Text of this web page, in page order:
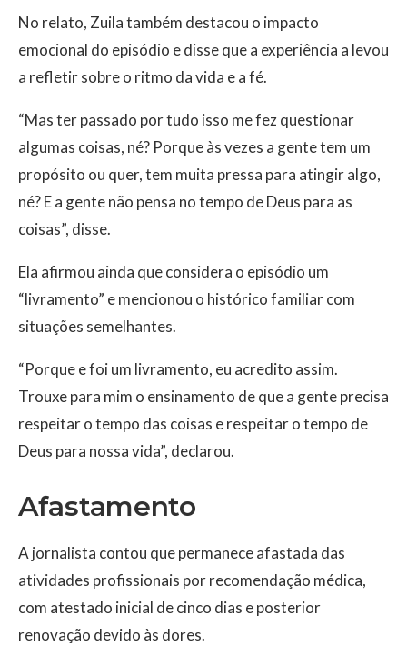
No relato, Zuila também destacou o impacto
emocional do episódio e disse que a experiência a levou
a refletir sobre o ritmo da vida e a fé.
“Mas ter passado por tudo isso me fez questionar
algumas coisas, né? Porque às vezes a gente tem um
propósito ou quer, tem muita pressa para atingir algo,
né? E a gente não pensa no tempo de Deus para as
coisas”, disse.
Ela afirmou ainda que considera o episódio um
“livramento” e mencionou o histórico familiar com
situações semelhantes.
“Porque e foi um livramento, eu acredito assim.
Trouxe para mim o ensinamento de que a gente precisa
respeitar o tempo das coisas e respeitar o tempo de
Deus para nossa vida”, declarou.
Afastamento
A jornalista contou que permanece afastada das
atividades profissionais por recomendação médica,
com atestado inicial de cinco dias e posterior
renovação devido às dores.